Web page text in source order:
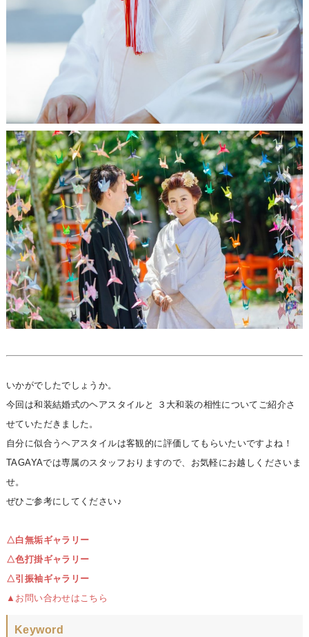
いかがでしたでしょうか。
今回は和装結婚式のヘアスタイルと ３大和装の相性についてご紹介さ
せていただきました。
自分に似合うヘアスタイルは客観的に評価してもらいたいですよね！
TAGAYAでは専属のスタッフおりますので、お気軽にお越しくださいま
せ。
ぜひご参考にしてください♪
△白無垢ギャラリー
△色打掛ギャラリー
△引振袖ギャラリー
▲お問い合わせはこちら
Keyword